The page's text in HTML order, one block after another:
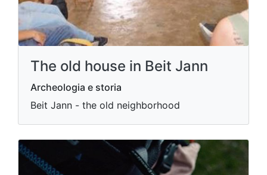
The old house in Beit Jann
Archeologia e storia
Beit Jann - the old neighborhood